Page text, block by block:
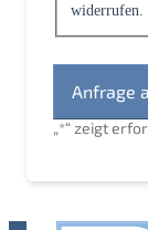
„*“ zeigt
widerrufen.